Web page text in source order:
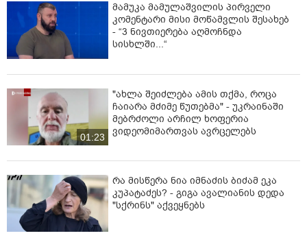
მამუკა მამულაშვილის პირველი
კომენტარი მისი მოწამვლის შესახებ
- “3 ნივთიერება აღმოჩნდა
სისხლში...“
01:23
"ახლა შეიძლება ამის თქმა, როცა
ჩაიარა მძიმე წუთებმა" - უკრაინაში
მებრძოლი არჩილ ხოფერია
ვიდეომიმართვას ავრცელებს
რა მისწერა ნია იმნაძის ბიძამ ეკა
კუპატაძეს? - გიგა ავალიანის დედა
"სქრინს" აქვეყნებს